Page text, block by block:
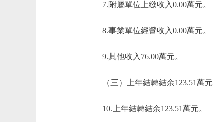
7.附屬單位上繳收入0.00萬元。
8.事業單位經營收入0.00萬元。
9.其他收入76.00萬元。
（三）上年結轉結余123.51萬元
10.上年結轉結余123.51萬元。